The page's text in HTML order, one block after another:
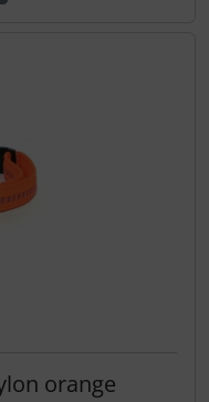
orange